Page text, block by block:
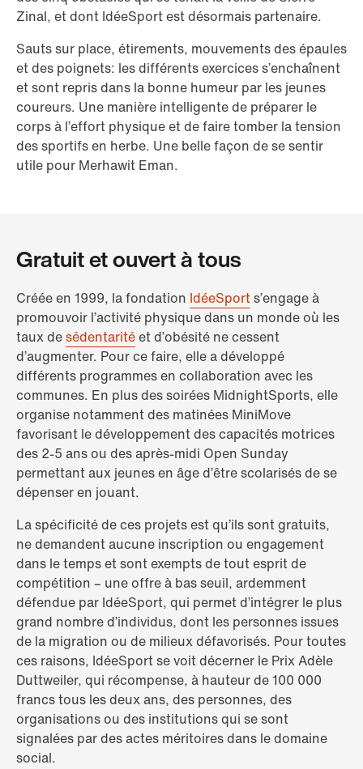
Zinal, et dont IdéeSport est désormais partenaire.
Sauts sur place, étirements, mouvements des épaules
et des poignets: les différents exercices s’enchaînent
et sont repris dans la bonne humeur par les jeunes
coureurs. Une manière intelligente de préparer le
corps à l’effort physique et de faire tomber la tension
des sportifs en herbe. Une belle façon de se sentir
utile pour Merhawit Eman.
Gratuit et ouvert à tous
Créée en 1999, la fondation IdéeSports’engage à
promouvoir l’activité physique dans un monde où les
taux desédentaritéet d’obésité ne cessent
d’augmenter. Pour ce faire, elle a développé
différents programmes en collaboration avec les
communes. En plus des soirées MidnightSports, elle
organise notamment des matinées MiniMove
favorisant le développement des capacités motrices
des 2-5 ans ou des après-midi Open Sunday
permettant aux jeunes en âge d’être scolarisés de se
dépenser en jouant.
La spécificité de ces projets est qu’ils sont gratuits,
ne demandent aucune inscription ou engagement
dans le temps et sont exempts de tout esprit de
compétition – une offre à bas seuil, ardemment
défendue par IdéeSport, qui permet d’intégrer le plus
grand nombre d’individus, dont les personnes issues
de la migration ou de milieux défavorisés. Pour toutes
ces raisons, IdéeSport se voit décerner le Prix Adèle
Duttweiler, qui récompense, à hauteur de 100 000
francs tous les deux ans, des personnes, des
organisations ou des institutions qui se sont
signalées par des actes méritoires dans le domaine
social.